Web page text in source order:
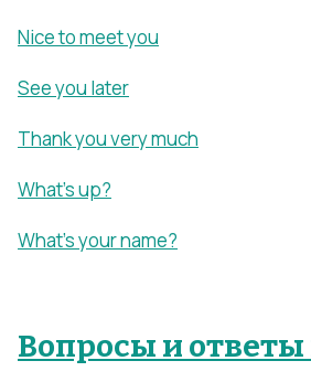
Nice to meet you
See you later
Thank you very much
What's up?
What's your name?
Вопросы и ответы